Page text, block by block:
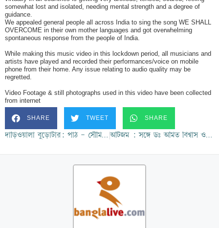
somewhat lost and isolated, needing mental strength and a degree of
guidance.
We appealed general people all across India to sing the song WE SHALL
OVERCOME in their own mother languages and got overwhelming
spontaneous response from the people of India.
While making this music video in this lockdown period, all musicians and
artists have played and recorded their performances/voice on mobile
phone from their home. Any issue relating to audio quality may be
regretted.
Video Footage & still photographs used in this video have been collected
from internet
SHARE TWEET SHARE
দাড়িওয়ালা বুড়োটার: পাঠ – সৌমিত্র চট্টোপাধ্যায় অটিজম : সঙ্গে ডঃ অমিত বিশ্বাস ও শ্রীমতি উর্মিমালা বসু (পর্ব ১)